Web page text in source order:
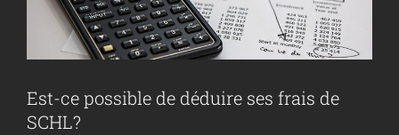
Est-ce possible de déduire ses frais de
SCHL?